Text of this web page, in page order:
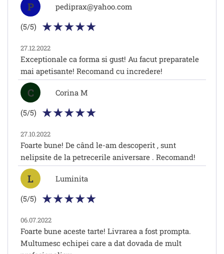
P
pediprax@yahoo.com
(5/5)
27.12.2022
Exceptionale ca forma si gust! Au facut preparatele
mai apetisante! Recomand cu incredere!
C
Corina M
(5/5)
27.10.2022
Foarte bune! De când le-am descoperit , sunt
nelipsite de la petrecerile aniversare . Recomand!
L
Luminita
(5/5)
06.07.2022
Foarte bune aceste tarte! Livrarea a fost prompta.
Multumesc echipei care a dat dovada de mult